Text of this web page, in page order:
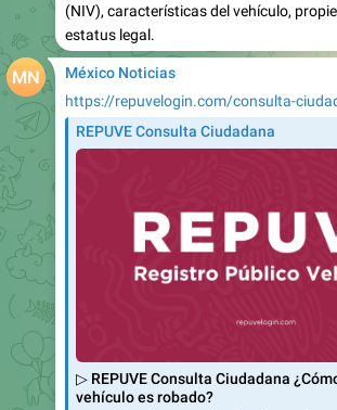
(NIV), características del vehículo,
estatus legal.
México Noticias
https://repuvelogin.com/consulta-
REPUVE Consulta Ciudadana
▷ REPUVE Consulta Ciudadana
vehículo es robado?